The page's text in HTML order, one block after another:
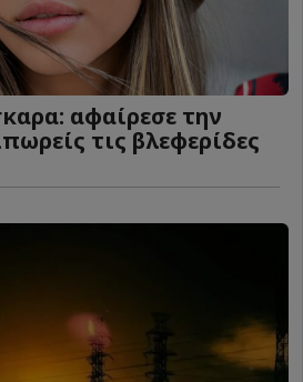
αφαίρεσε την
τις βλεφερίδες